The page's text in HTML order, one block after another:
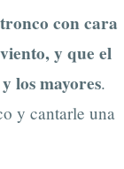
con cara
y que el
los mayores.
y cantarle una